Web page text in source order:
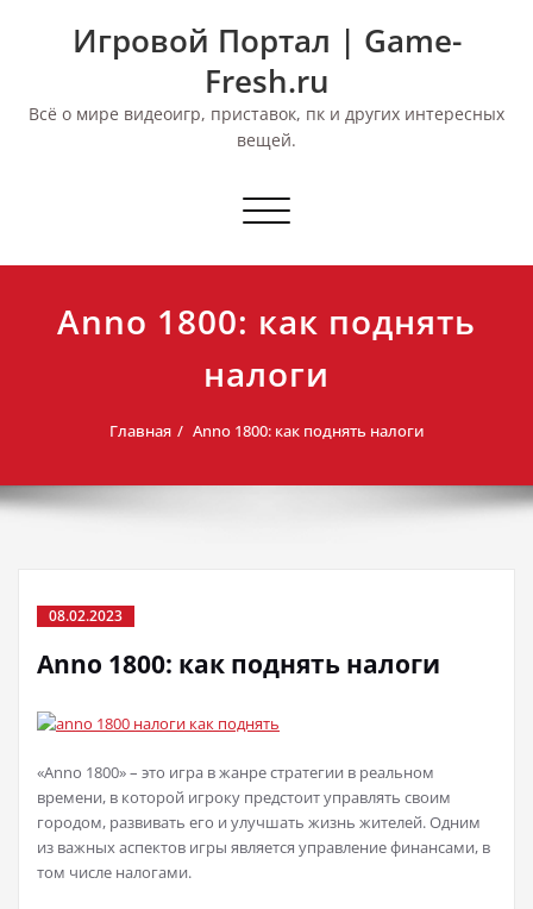
Игровой Портал | Game-
Fresh.ru
Всё о мире видеоигр, приставок, пк и других интересных
вещей.
Переключить
Anno 1800: как поднять
налоги
Главная Anno 1800: как поднять налоги
08.02.2023
Anno 1800: как поднять налоги
«Anno 1800» – это игра в жанре стратегии в реальном
времени, в которой игроку предстоит управлять своим
городом, развивать его и улучшать жизнь жителей. Одним
из важных аспектов игры является управление финансами, в
том числе налогами.